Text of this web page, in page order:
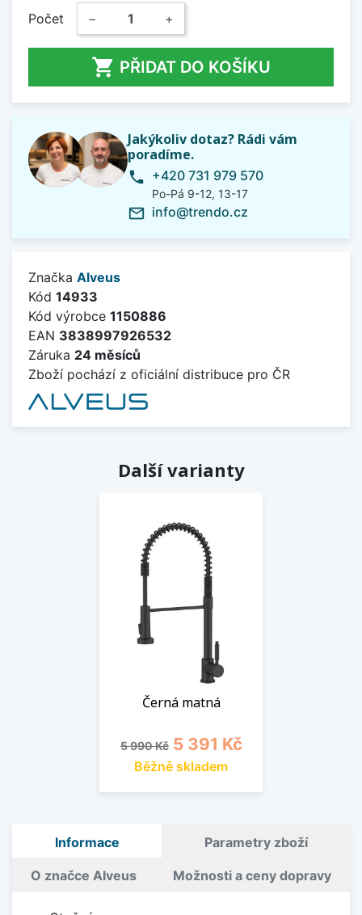
Počet − +
 PŘIDAT DO KOŠÍKU
Jakýkoliv dotaz? Rádi vám
poradíme.
phone +420 731 979 570
Po-Pá 9-12, 13-17
mail_outline info@trendo.cz
Značka Alveus
Kód 14933
Kód výrobce 1150886
EAN 3838997926532
Záruka 24 měsíců
Zboží pochází z oficiální distribuce pro ČR
Další varianty
Černá matná
Běžná cena
5 990 Kč Cena
5 391 Kč
Běžně skladem
Informace Parametry zboží
O značce Alveus Možnosti a ceny dopravy